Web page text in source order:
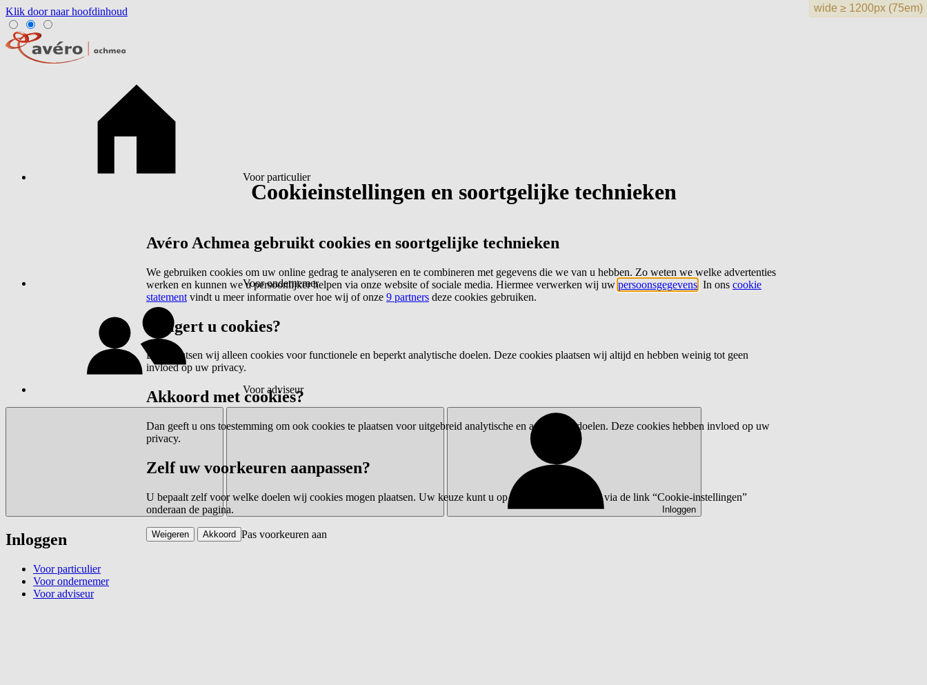
Klik door naar hoofdinhoud
Voor particulier
Voor ondernemer
Voor adviseur
Inloggen
Inloggen
Voor particulier
Voor ondernemer
Voor adviseur
Cookieinstellingen en soortgelijke technieken
Avéro Achmea gebruikt cookies en soortgelijke technieken
We gebruiken cookies om uw online gedrag te analyseren en te combineren met gegevens die we van u hebben. Zo weten we welke advertenties
werken en kunnen we u persoonlijker helpen via onze website of sociale media. Hiermee verwerken wij uw persoonsgegevens . In ons cookie
statement vindt u meer informatie over hoe wij of onze 9 partners deze cookies gebruiken.
Weigert u cookies?
Dan plaatsen wij alleen cookies voor functionele en beperkt analytische doelen. Deze cookies plaatsen wij altijd en hebben weinig tot geen
invloed op uw privacy.
Akkoord met cookies?
Dan geeft u ons toestemming om ook cookies te plaatsen voor uitgebreid analytische en advertentiedoelen. Deze cookies hebben invloed op uw
privacy.
Zelf uw voorkeuren aanpassen?
U bepaalt zelf voor welke doelen wij cookies mogen plaatsen. Uw keuze kunt u op elk moment wijzigen via de link “Cookie-instellingen”
onderaan de pagina.
Pas voorkeuren aan
Weigeren Akkoord